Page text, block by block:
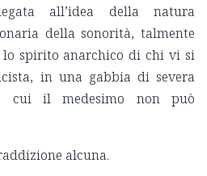
all’idea della natura
della sonorità, talmente
lo spirito anarchico di chi vi si
in una gabbia di severa
cui il medesimo non può
alcuna.